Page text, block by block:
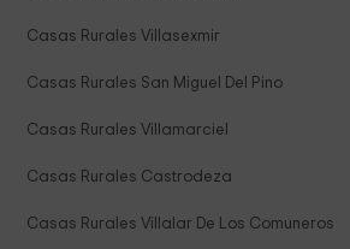
Casas Rurales Villasexmir
Casas Rurales San Miguel Del Pino
Casas Rurales Villamarciel
Casas Rurales Castrodeza
Casas Rurales Villalar De Los Comuneros